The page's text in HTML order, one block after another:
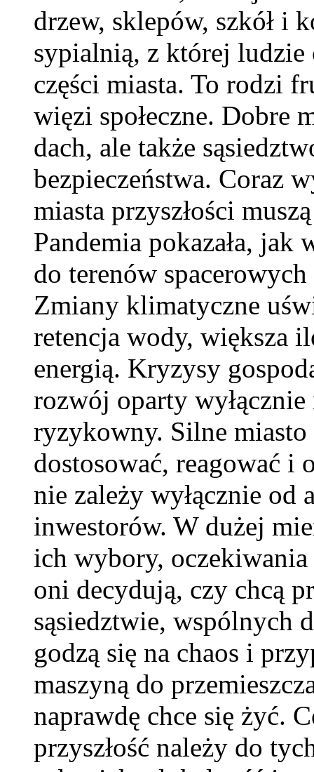
drzew, sklepów, szkół i
sypialnią, z której
części miasta. To rodzi
więzi społeczne. Dobre
dach, ale także
bezpieczeństwa. Coraz
miasta przyszłości
Pandemia pokazała, jak
do terenów
Zmiany klimatyczne
retencja wody, większa
energią. Kryzysy
rozwój oparty
ryzykowny. Silne
dostosować, reagować i
nie zależy wyłącznie
inwestorów. W dużej
ich wybory, oczekiwania
oni decydują, czy chcą
sąsiedztwie, wspólnych
godzą się na chaos i
maszyną do
naprawdę chce się żyć.
przyszłość należy do